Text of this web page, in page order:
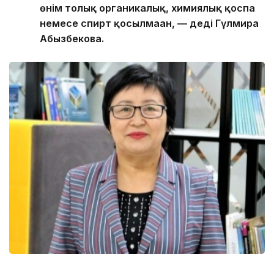
өнім толық органикалық, химиялық қоспа
немесе спирт қосылмаған, — деді Гүлмира
Абызбекова.